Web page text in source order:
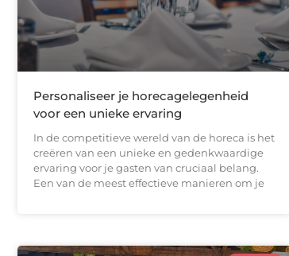
Personaliseer je horecagelegenheid
voor een unieke ervaring
In de competitieve wereld van de horeca is het
creëren van een unieke en gedenkwaardige
ervaring voor je gasten van cruciaal belang.
Een van de meest effectieve manieren om je